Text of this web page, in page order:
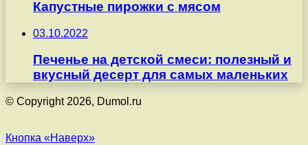
Капустные пирожки с мясом
03.10.2022
Печенье на детской смеси: полезный и
вкусный десерт для самых маленьких
© Copyright 2026, Dumol.ru
Кнопка «Наверх»